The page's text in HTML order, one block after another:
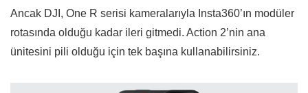
Ancak DJI, One R serisi kameralarıyla Insta360’ın modüler
rotasında olduğu kadar ileri gitmedi. Action 2’nin ana
ünitesini pili olduğu için tek başına kullanabilirsiniz.